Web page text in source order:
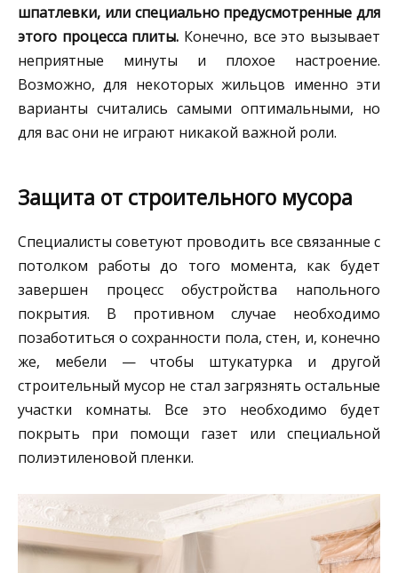
шпатлевки, или специально предусмотренные для
этого процесса плиты. Конечно, все это вызывает
неприятные минуты и плохое настроение.
Возможно, для некоторых жильцов именно эти
варианты считались самыми оптимальными, но
для вас они не играют никакой важной роли.
Защита от строительного мусора
Специалисты советуют проводить все связанные с
потолком работы до того момента, как будет
завершен процесс обустройства напольного
покрытия. В противном случае необходимо
позаботиться о сохранности пола, стен, и, конечно
же, мебели — чтобы штукатурка и другой
строительный мусор не стал загрязнять остальные
участки комнаты. Все это необходимо будет
покрыть при помощи газет или специальной
полиэтиленовой пленки.